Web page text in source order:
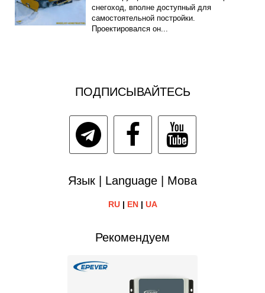
снегоход, вполне доступный для
самостоятельной постройки.
Проектировался он...
ПОДПИСЫВАЙТЕСЬ
Язык | Language | Мова
RU| EN| UA
Рекомендуем